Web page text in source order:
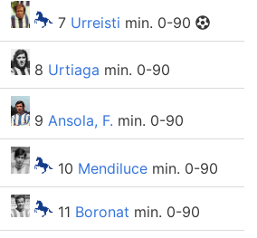
7 Urreisti min. 0-90
8 Urtiaga min. 0-90
9 Ansola, F. min. 0-90
10 Mendiluce min. 0-90
11 Boronat min. 0-90